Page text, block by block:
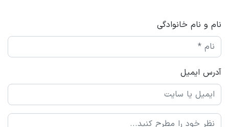
نام و نام خانوادگی
آدرس ایمیل